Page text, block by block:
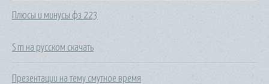
Плюсы и минусы фз 223
S m на русском скачать
Презентации на тему смутное время